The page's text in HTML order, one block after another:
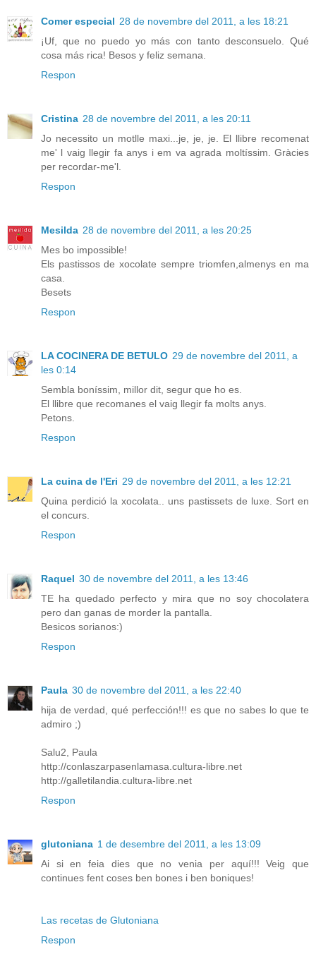
Comer especial 28 de novembre del 2011, a les 18:21
¡Uf, que no puedo yo más con tanto desconsuelo. Qué
cosa más rica! Besos y feliz semana.
Respon
Cristina 28 de novembre del 2011, a les 20:11
Jo necessito un motlle maxi...je, je, je. El llibre recomenat
me' l vaig llegir fa anys i em va agrada moltíssim. Gràcies
per recordar-me'l.
Respon
Mesilda 28 de novembre del 2011, a les 20:25
Mes bo impossible!
Els pastissos de xocolate sempre triomfen,almenys en ma
casa.
Besets
Respon
LA COCINERA DE BETULO 29 de novembre del 2011, a
les 0:14
Sembla boníssim, millor dit, segur que ho es.
El llibre que recomanes el vaig llegir fa molts anys.
Petons.
Respon
La cuina de l'Eri 29 de novembre del 2011, a les 12:21
Quina perdició la xocolata.. uns pastissets de luxe. Sort en
el concurs.
Respon
Raquel 30 de novembre del 2011, a les 13:46
TE ha quedado perfecto y mira que no soy chocolatera
pero dan ganas de morder la pantalla.
Besicos sorianos:)
Respon
Paula 30 de novembre del 2011, a les 22:40
hija de verdad, qué perfección!!! es que no sabes lo que te
admiro ;)
Salu2, Paula
http://conlaszarpasenlamasa.cultura-libre.net
http://galletilandia.cultura-libre.net
Respon
glutoniana 1 de desembre del 2011, a les 13:09
Ai si en feia dies que no venia per aquí!!! Veig que
continues fent coses ben bones i ben boniques!
Las recetas de Glutoniana
Respon